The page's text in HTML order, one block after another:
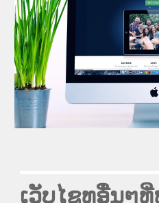
ເວັບໄຊທອື່ນໆ